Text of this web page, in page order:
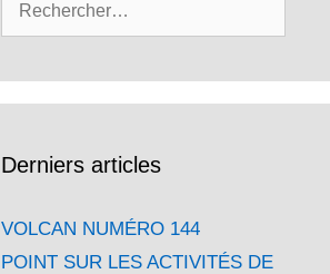
Derniers articles
VOLCAN NUMÉRO 144
POINT SUR LES ACTIVITÉS DE